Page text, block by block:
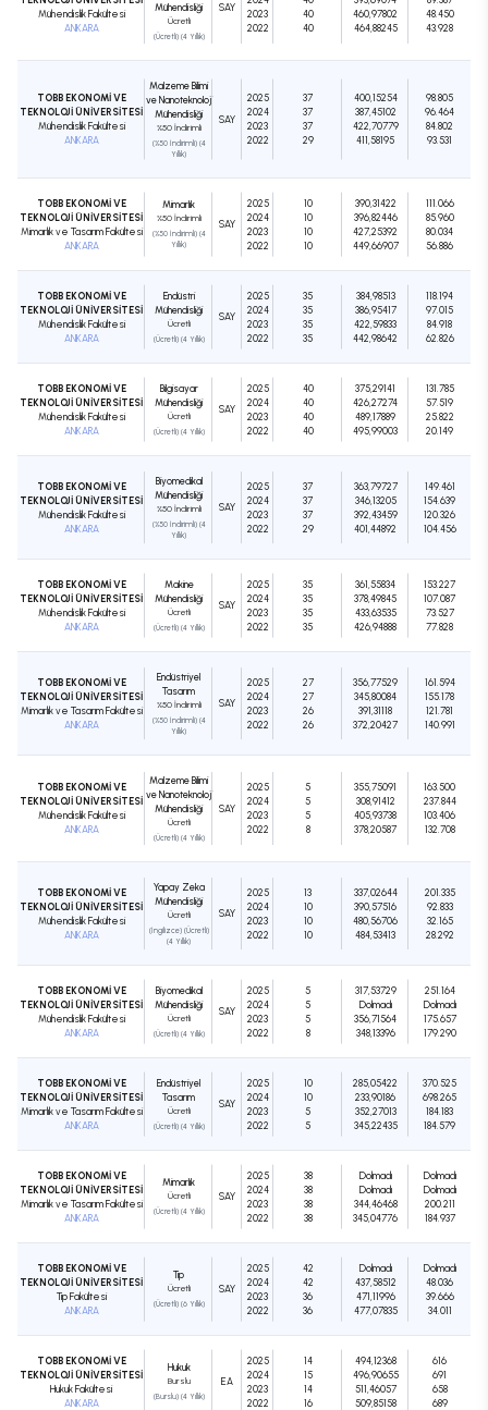
Mühendislik Fakültesi
ANKARA
Mühendisliği
Ücretli
(Ücretli) (4 Yıllık)
SAY
2023
2022
40
40
460,97802
464,88245
48.450
43.928
TOBB EKONOMİ VE
TEKNOLOJİ ÜNİVERSİTESİ
Mühendislik Fakültesi
ANKARA
Malzeme Bilimi
ve Nanoteknoloji
Mühendisliği
%50 İndirimli
(%50 İndirimli) (4
Yıllık)
SAY
2025
2024
2023
2022
37
37
37
29
400,15254
387,45102
422,70779
411,58195
98.805
96.464
84.802
93.531
TOBB EKONOMİ VE
TEKNOLOJİ ÜNİVERSİTESİ
Mimarlık ve Tasarım Fakültesi
ANKARA
Mimarlık
%50 İndirimli
(%50 İndirimli) (4
Yıllık)
SAY
2025
2024
2023
2022
10
10
10
10
390,31422
396,82446
427,25392
449,66907
111.066
85.960
80.034
56.886
TOBB EKONOMİ VE
TEKNOLOJİ ÜNİVERSİTESİ
Mühendislik Fakültesi
ANKARA
Endüstri
Mühendisliği
Ücretli
(Ücretli) (4 Yıllık)
SAY
2025
2024
2023
2022
35
35
35
35
384,98513
386,95417
422,59833
442,98642
118.194
97.015
84.918
62.826
TOBB EKONOMİ VE
TEKNOLOJİ ÜNİVERSİTESİ
Mühendislik Fakültesi
ANKARA
Bilgisayar
Mühendisliği
Ücretli
(Ücretli) (4 Yıllık)
SAY
2025
2024
2023
2022
40
40
40
40
375,29141
426,27274
489,17889
495,99003
131.785
57.519
25.822
20.149
TOBB EKONOMİ VE
TEKNOLOJİ ÜNİVERSİTESİ
Mühendislik Fakültesi
ANKARA
Biyomedikal
Mühendisliği
%50 İndirimli
(%50 İndirimli) (4
Yıllık)
SAY
2025
2024
2023
2022
37
37
37
29
363,79727
346,13205
392,43459
401,44892
149.461
154.639
120.326
104.456
TOBB EKONOMİ VE
TEKNOLOJİ ÜNİVERSİTESİ
Mühendislik Fakültesi
ANKARA
Makine
Mühendisliği
Ücretli
(Ücretli) (4 Yıllık)
SAY
2025
2024
2023
2022
35
35
35
35
361,55834
378,49845
433,63535
426,94888
153.227
107.087
73.527
77.828
TOBB EKONOMİ VE
TEKNOLOJİ ÜNİVERSİTESİ
Mimarlık ve Tasarım Fakültesi
ANKARA
Endüstriyel
Tasarım
%50 İndirimli
(%50 İndirimli) (4
Yıllık)
SAY
2025
2024
2023
2022
27
27
26
26
356,77529
345,80084
391,31118
372,20427
161.594
155.178
121.781
140.991
TOBB EKONOMİ VE
TEKNOLOJİ ÜNİVERSİTESİ
Mühendislik Fakültesi
ANKARA
Malzeme Bilimi
ve Nanoteknoloji
Mühendisliği
Ücretli
(Ücretli) (4 Yıllık)
SAY
2025
2024
2023
2022
5
5
5
8
355,75091
308,91412
405,93738
378,20587
163.500
237.844
103.406
132.708
TOBB EKONOMİ VE
TEKNOLOJİ ÜNİVERSİTESİ
Mühendislik Fakültesi
ANKARA
Yapay Zeka
Mühendisliği
Ücretli
(İngilizce) (Ücretli)
(4 Yıllık)
SAY
2025
2024
2023
2022
13
10
10
10
337,02644
390,57516
480,56706
484,53413
201.335
92.833
32.165
28.292
TOBB EKONOMİ VE
TEKNOLOJİ ÜNİVERSİTESİ
Mühendislik Fakültesi
ANKARA
Biyomedikal
Mühendisliği
Ücretli
(Ücretli) (4 Yıllık)
SAY
2025
2024
2023
2022
5
5
5
8
317,53729
Dolmadı
356,71564
348,13396
251.164
Dolmadı
175.657
179.290
TOBB EKONOMİ VE
TEKNOLOJİ ÜNİVERSİTESİ
Mimarlık ve Tasarım Fakültesi
ANKARA
Endüstriyel
Tasarım
Ücretli
(Ücretli) (4 Yıllık)
SAY
2025
2024
2023
2022
10
10
5
5
285,05422
233,90186
352,27013
345,22435
370.525
698.265
184.183
184.579
TOBB EKONOMİ VE
TEKNOLOJİ ÜNİVERSİTESİ
Mimarlık ve Tasarım Fakültesi
ANKARA
Mimarlık
Ücretli
(Ücretli) (4 Yıllık)
SAY
2025
2024
2023
2022
38
38
38
38
Dolmadı
Dolmadı
344,46468
345,04776
Dolmadı
Dolmadı
200.211
184.937
TOBB EKONOMİ VE
TEKNOLOJİ ÜNİVERSİTESİ
Tıp Fakültesi
ANKARA
Tıp
Ücretli
(Ücretli) (6 Yıllık)
SAY
2025
2024
2023
2022
42
42
36
36
Dolmadı
437,58512
471,11996
477,07835
Dolmadı
48.036
39.666
34.011
TOBB EKONOMİ VE
TEKNOLOJİ ÜNİVERSİTESİ
Hukuk Fakültesi
ANKARA
Hukuk
Burslu
(Burslu) (4 Yıllık)
EA
2025
2024
2023
2022
14
15
14
16
494,12368
496,90655
511,46057
509,85158
616
691
658
689